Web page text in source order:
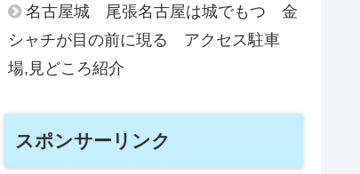
名古屋城 尾張名古屋は城でもつ 金
シャチが目の前に現る アクセス駐車
場,見どころ紹介
スポンサーリンク